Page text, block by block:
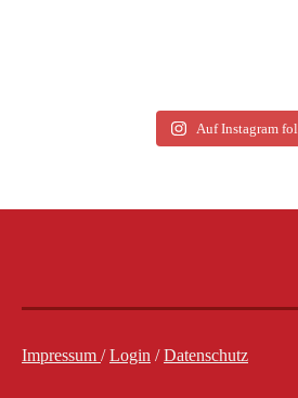
Auf Instagram
Impressum /Login /Datenschutz